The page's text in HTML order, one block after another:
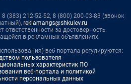
(383) 212-52-52, 8 (800) 200-03-83 (звонок
reklamangs@shkulev.ru
ответственности за достоверность
в рекламных объявлениях.
веб-портала регулируются:
пользователя
характеристик ПО
веб-портала и политикой
персональных данных